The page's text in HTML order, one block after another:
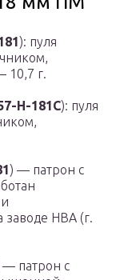
): пуля
10,7 г.
Н-181С): пуля
) — патрон с
заводе НВА (г.
— патрон с